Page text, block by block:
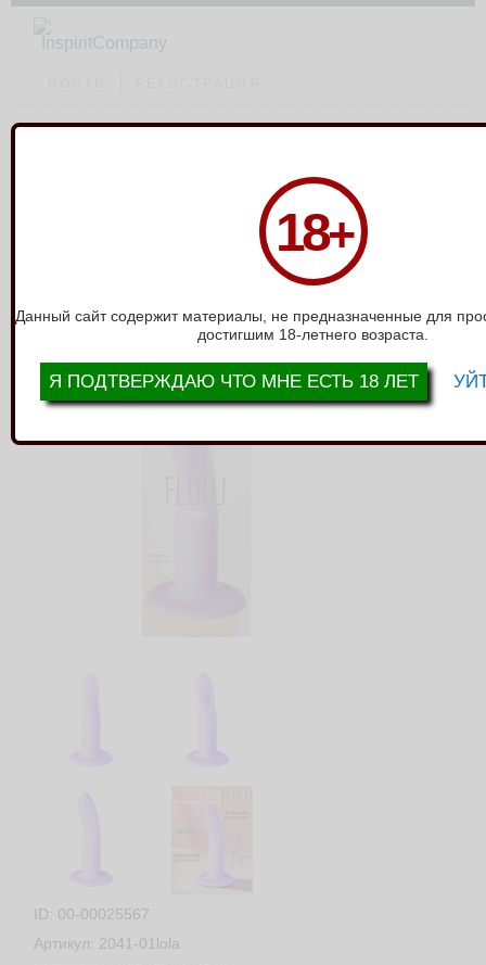
18+
Данный сайт содержит материалы, не предназначенные для
достигшим 18-летнего возраста.
Я ПОДТВЕРЖДАЮ ЧТО МНЕ ЕСТЬ 18 ЛЕТ
›Нереалистичный дилдо Flow
НЕРЕАЛИСТИЧНЫЙ ДИЛДО FLOW
STRAY PURPLE 2041-01LOLA
ID: 00-00025567
Артикул: 2041-01lola